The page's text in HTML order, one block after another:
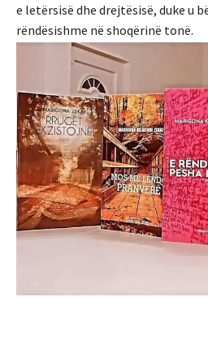
e letërsisë dhe drejtësisë, duke u
rëndësishme në shoqërinë tonë.